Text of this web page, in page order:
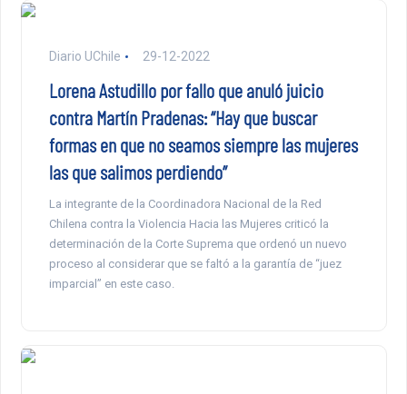
Diario UChile 29-12-2022
Lorena Astudillo por fallo que anuló juicio
contra Martín Pradenas: “Hay que buscar
formas en que no seamos siempre las mujeres
las que salimos perdiendo”
La integrante de la Coordinadora Nacional de la Red
Chilena contra la Violencia Hacia las Mujeres criticó la
determinación de la Corte Suprema que ordenó un nuevo
proceso al considerar que se faltó a la garantía de “juez
imparcial” en este caso.